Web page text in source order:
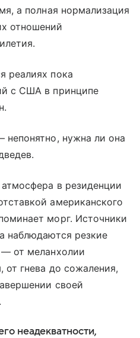
а полная нормализация
отношений
реалиях пока
с США в принципе
нужна ли она
в резиденции
американского
морг. Источники
наблюдаются резкие
от меланхолии
от гнева до сожаления,
своей
неадекватности,